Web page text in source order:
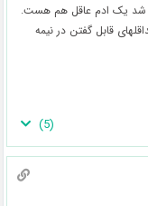
شد یک ادم عاقل هم هست.
قابل گفتن در نیمه
(
5
)